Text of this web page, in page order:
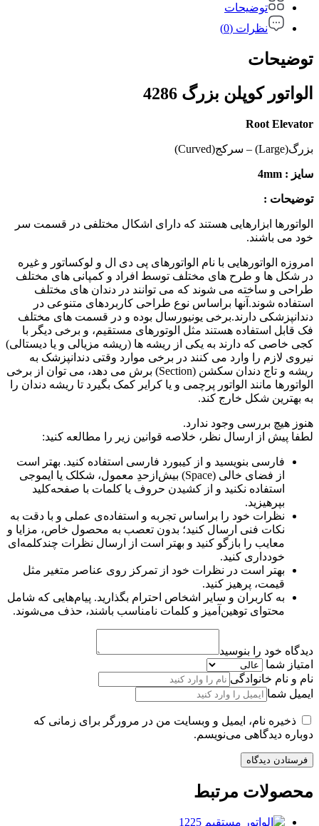
توضیحات
نظرات (0)
توضیحات
الواتور کوپلن بزرگ 4286
Root Elevator
بزرگ(Large) – سرکج(Curved)
سایز : 4mm
توضیحات :
الواتورها ابزارهایی هستند که دارای اشکال مختلفی در قسمت سر
خود می باشند.
امروزه الواتورهایی با نام الواتورهای پی دی ال و لوکساتور و غیره
در شکل ها و طرح های مختلف توسط افراد و کمپانی های مختلف
طراحی و ساخته می شوند که می توانند در دندان های مختلف
استفاده شوند.آنها براساس نوع طراحی کاربردهای متنوعی در
دندانپزشکی دارند.برخی یونیورسال بوده و در قسمت های مختلف
فک قابل استفاده هستند مثل الوتورهای مستقیم، و برخی دیگر با
کجی خاصی که دارند به یکی از ریشه ها (ریشه مزیالی و یا دیستالی)
نیروی لازم را وارد می کنند در برخی موارد وقتی دندانپزشک به
ریشه و تاج دندان سکشن (Section) برش می دهد، می توان از برخی
الواتورها مانند الواتور پرچمی و یا کرایر کمک بگیرد تا ریشه دندان را
به بهترین شکل خارج کند.
هنوز هیچ بررسی وجود ندارد.
لطفا پیش از ارسال نظر، خلاصه قوانین زیر را مطالعه کنید:
فارسی بنویسید و از کیبورد فارسی استفاده کنید. بهتر است
از فضای خالی (Space) بیش‌از‌حدِ معمول، شکلک یا ایموجی
استفاده نکنید و از کشیدن حروف یا کلمات با صفحه‌کلید
بپرهیزید.
نظرات خود را براساس تجربه و استفاده‌ی عملی و با دقت به
نکات فنی ارسال کنید؛ بدون تعصب به محصول خاص، مزایا و
معایب را بازگو کنید و بهتر است از ارسال نظرات چندکلمه‌‌ای
خودداری کنید.
بهتر است در نظرات خود از تمرکز روی عناصر متغیر مثل
قیمت، پرهیز کنید.
به کاربران و سایر اشخاص احترام بگذارید. پیام‌هایی که شامل
محتوای توهین‌آمیز و کلمات نامناسب باشند، حذف می‌شوند.
دیدگاه خود را بنوسید
امتیاز شما
نام و نام خانوادگی
ایمیل شما
ذخیره نام، ایمیل و وبسایت من در مرورگر برای زمانی که
دوباره دیدگاهی می‌نویسم.
محصولات مرتبط